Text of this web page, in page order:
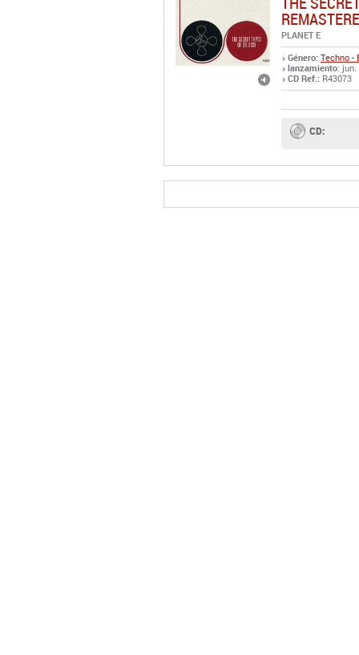
PLANET E
Género: Techno -
lanzamiento: jun.
CD Ref.: R43073
CD: